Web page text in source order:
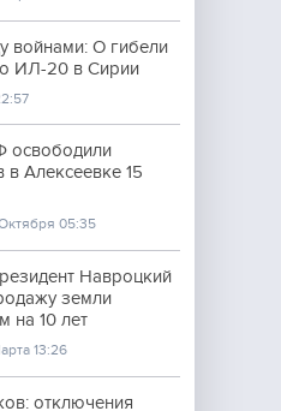
войнами: О гибели
ИЛ-20 в Сирии
освободили
в Алексеевке 15
05:35
Навроцкий
земли
на 10 лет
13:26
отключения